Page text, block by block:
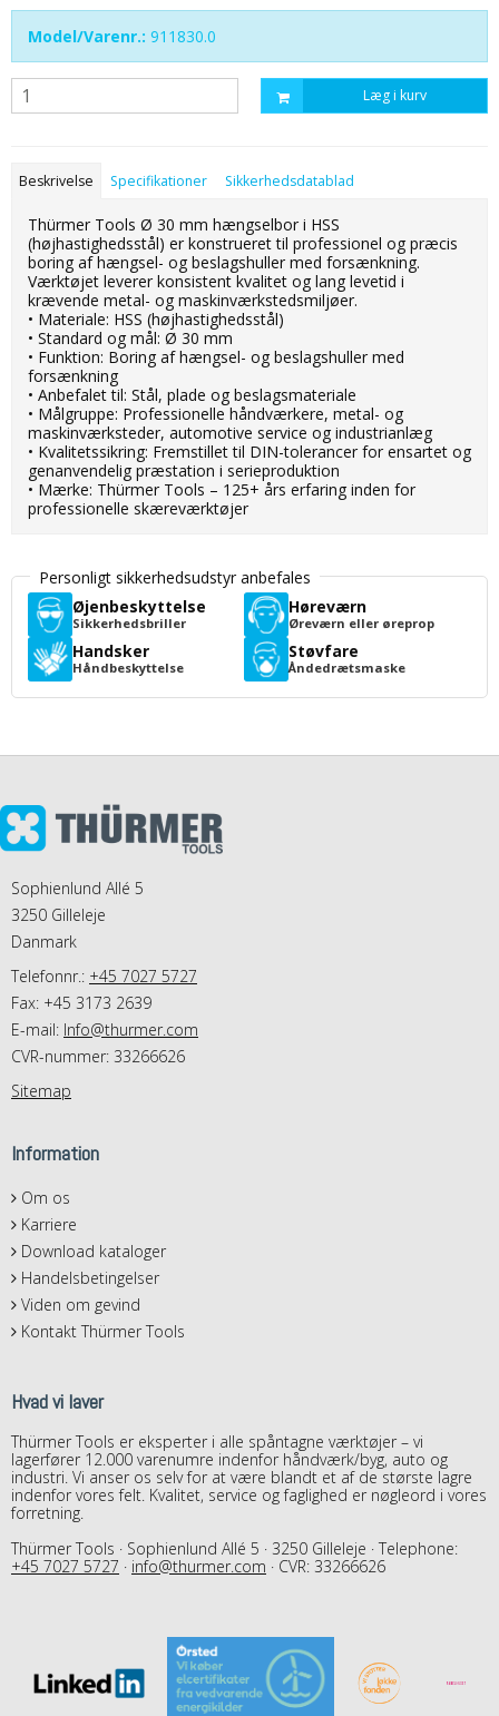
Model/Varenr.: 911830.0
Læg i kurv
Beskrivelse Specifikationer Sikkerhedsdatablad
Thürmer Tools Ø 30 mm hængselbor i HSS
(højhastighedsstål) er konstrueret til professionel og præcis
boring af hængsel- og beslagshuller med forsænkning.
Værktøjet leverer konsistent kvalitet og lang levetid i
krævende metal- og maskinværkstedsmiljøer.
• Materiale: HSS (højhastighedsstål)
• Standard og mål: Ø 30 mm
• Funktion: Boring af hængsel- og beslagshuller med
forsænkning
• Anbefalet til: Stål, plade og beslagsmateriale
• Målgruppe: Professionelle håndværkere, metal- og
maskinværksteder, automotive service og industrianlæg
• Kvalitetssikring: Fremstillet til DIN-tolerancer for ensartet og
genanvendelig præstation i serieproduktion
• Mærke: Thürmer Tools – 125+ års erfaring inden for
professionelle skæreværktøjer
Personligt sikkerhedsudstyr anbefales
Øjenbeskyttelse
Sikkerhedsbriller
Høreværn
Øreværn eller øreprop
Handsker
Håndbeskyttelse
Støvfare
Åndedrætsmaske
Sophienlund Allé 5
3250 Gilleleje
Danmark
Telefonnr.: +45 7027 5727
Fax: +45 3173 2639
E-mail: Info@thurmer.com
CVR-nummer: 33266626
Sitemap
Information
Om os
Karriere
Download kataloger
Handelsbetingelser
Viden om gevind
Kontakt Thürmer Tools
Hvad vi laver
Thürmer Tools er eksperter i alle spåntagne værktøjer – vi
lagerfører 12.000 varenumre indenfor håndværk/byg, auto og
industri. Vi anser os selv for at være blandt et af de største lagre
indenfor vores felt. Kvalitet, service og faglighed er nøgleord i vores
forretning.
Thürmer Tools · Sophienlund Allé 5 · 3250 Gilleleje · Telephone:
+45 7027 5727 · info@thurmer.com · CVR: 33266626